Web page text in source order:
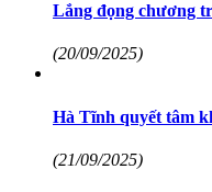
Lắng đọng chương
(20/09/2025)
Hà Tĩnh quyết tâm
(21/09/2025)